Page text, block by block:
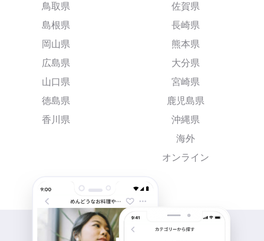
鳥取県
島根県
岡山県
広島県
山口県
徳島県
香川県
佐賀県
長崎県
熊本県
大分県
宮崎県
鹿児島県
沖縄県
海外
オンライン